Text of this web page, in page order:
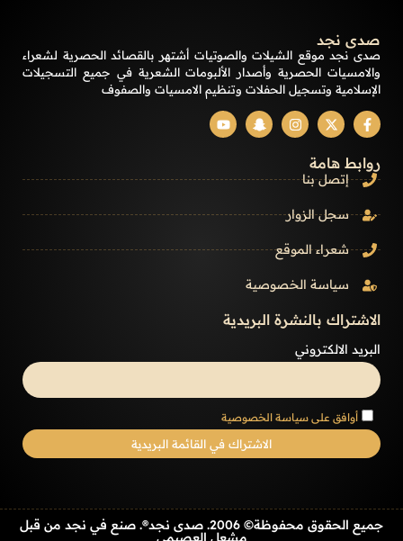
صدى نجد
صدى نجد موقع الشيلات والصوتيات أشتهر بالقصائد الحصرية لشعراء
والامسيات الحصرية وأصدار الألبومات الشعرية في جميع التسجيلات
الإسلامية وتسجيل الحفلات وتنظيم الامسيات والصفوف
روابط هامة
إتصل بنا
سجل الزوار
شعراء الموقع
سياسة الخصوصية
الاشتراك بالنشرة البريدية
البريد الالكتروني
أوافق على سياسة الخصوصية
جميع الحقوق محفوظة© 2006. صدى نجد®. صنع في نجد من قبل
مشعل العصيمي